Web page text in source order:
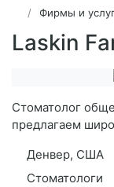
Фирмы и
Laskin
Стоматолог
предлагаем
Денвер, США
Стоматологи